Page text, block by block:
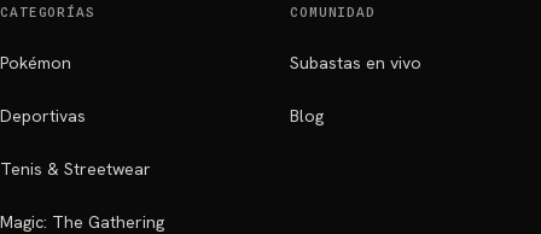
CATEGORÍAS
Pokémon
Deportivas
Tenis & Streetwear
Magic: The Gathering
COMUNIDAD
Subastas en vivo
Blog